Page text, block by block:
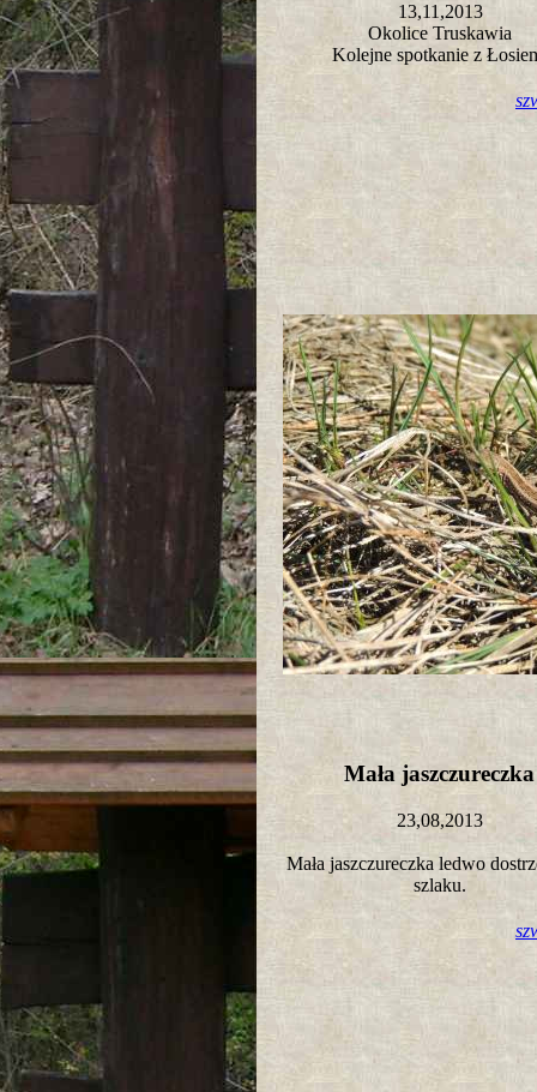
13,11,2013
Okolice Truskawia
Kolejne spotkanie z
Mała
23,08,2013
Mała jaszczureczka ledwo
szlaku.